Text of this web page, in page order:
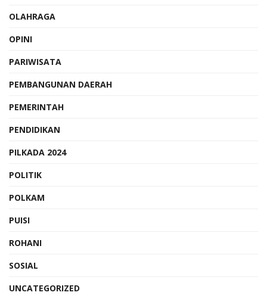
OLAHRAGA
OPINI
PARIWISATA
PEMBANGUNAN DAERAH
PEMERINTAH
PENDIDIKAN
PILKADA 2024
POLITIK
POLKAM
PUISI
ROHANI
SOSIAL
UNCATEGORIZED